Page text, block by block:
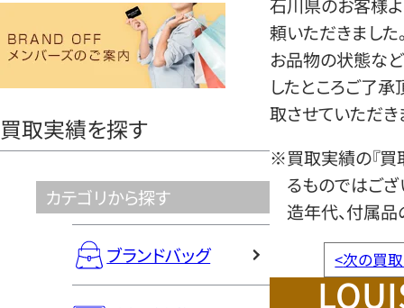
ヤ
買取実績を探す
カテゴリから探す
ブランドバッグ
石川県のお客様よ
頼いただきました
お品物の状態など
したところご了
取させていただき
※買取実績の『買
るものではござ
造年代、付属品
<次の買